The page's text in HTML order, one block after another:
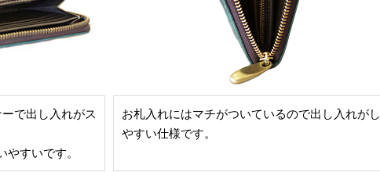
で出し入れがス
すいです。
お札入れにはマチがついているので出し入れがし
やすい仕様です。